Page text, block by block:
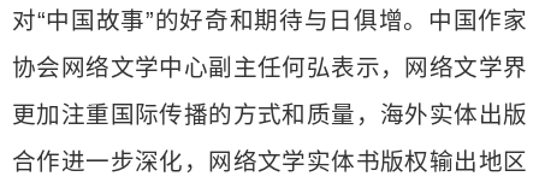
对“中国故事”的好奇和期待与日俱增。中国作家
协会网络文学中心副主任何弘表示，网络文学界
更加注重国际传播的方式和质量，海外实体出版
合作进一步深化，网络文学实体书版权输出地区